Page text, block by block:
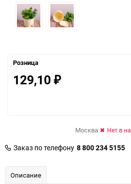
Розница
129,10 ₽
Москва Нет в
Заказ по телефону 8 800 234 5155
Описание